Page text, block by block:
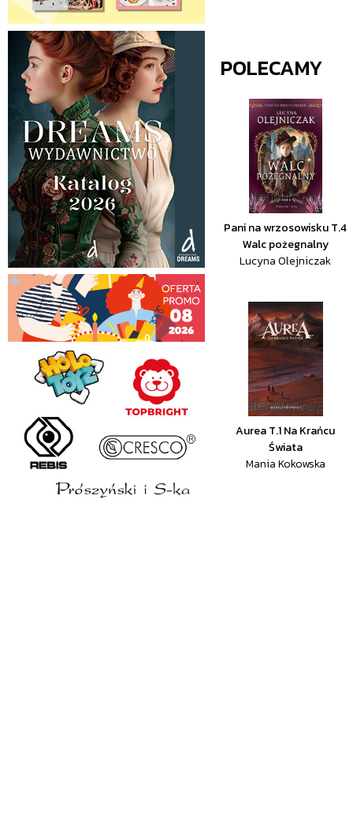
POLECAMY
Pani na wrzosowisku T.4
Walc pożegnalny
Lucyna Olejniczak
Aurea T.1 Na Krańcu
Świata
Mania Kokowska